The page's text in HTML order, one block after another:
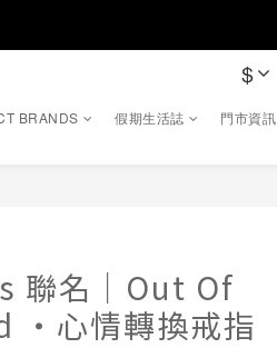
$
BRANDS 假期生活誌 門市資訊
聯名｜Out Of
・心情轉換戒指